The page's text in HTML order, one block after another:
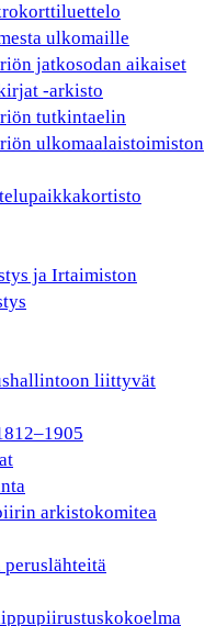
ulkomaille
jatkosodan aikaiset
-arkisto
tutkintaelin
ulkomaalaistoimiston
ja Irtaimiston
liittyvät
arkistokomitea